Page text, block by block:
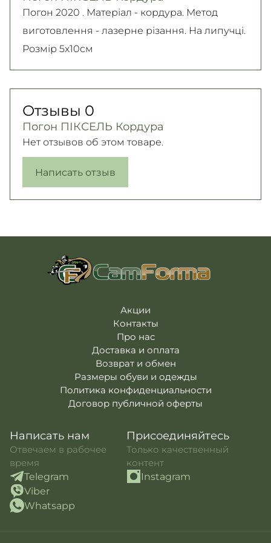
Подробнее
читайте на странице
Погон 2020 . Матеріал - кордура. Метод
виготовлення - лазерне різання. На липучці.
Розмір 5х10см
Отзывы 0
Погон ПІКСЕЛЬ Кордура
Нет отзывов об этом товаре.
Написать отзыв
Акции
Контакты
Про нас
Доставка и оплата
Возврат и обмен
Размеры обуви и одежды
Политика конфиденциальности
Договор публичной оферты
Написать нам
Отвечаем в рабочее
время
Telegram
Viber
Whatsapp
Присоединяйтесь
Только качественный
контент
Instagram